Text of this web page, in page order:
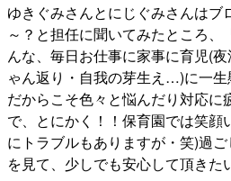
ゆきぐみさんとにじぐみさんはブ
～？と担任に聞いてみたところ
んな、毎日お仕事に家事に育児(
ゃん返り・自我の芽生え…)に一生
だからこそ色々と悩んだり対応に
で、とにかく！！保育園では笑顔
にトラブルもありますが・笑)過
を見て、少しでも安心して頂き